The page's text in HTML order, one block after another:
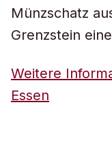
Münzschatz
Grenzstein
Weitere
Essen